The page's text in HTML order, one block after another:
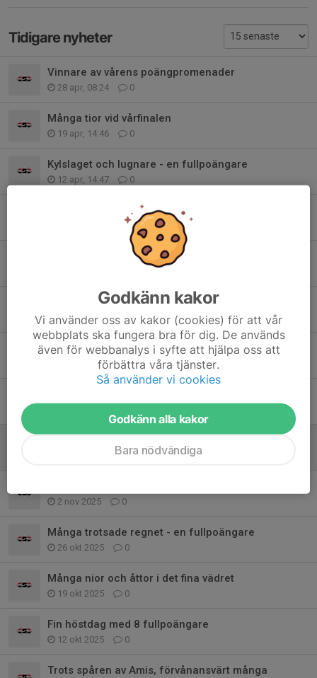
Tidigare nyheter
Vinnare av vårens poängpromenader
28 apr, 08:24 0
Många tior vid vårfinalen
19 apr, 14:46 0
Kylslaget och lugnare - en fullpoängare
12 apr, 14:47 0
Storm och en hel del 10:or
0
15 stycken 10:or och 6 fick bingo
Solen tittade fram - 11 st hade 10 rätt
22 mar, 14:45 0
Vårpremiär med 6 st fullpoängare
15 mar, 14:35 0
0
2 nov 2025 0
Många trotsade regnet - en fullpoängare
26 okt 2025 0
Många nior och åttor i det fina vädret
19 okt 2025 0
Fin höstdag med 8 fullpoängare
12 okt 2025 0
Trots spåren av Amis, förvånansvärt många
Godkänn kakor
Vi använder oss av kakor (cookies) för att vår
webbplats ska fungera bra för dig. De används
även för webbanalys i syfte att hjälpa oss att
förbättra våra tjänster.
Så använder vi cookies
Godkänn alla kakor
Bara nödvändiga